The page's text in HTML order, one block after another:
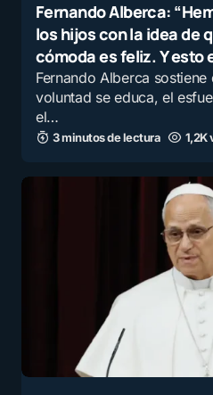
Fernando Alberca:
los hijos con la idea de
cómoda es feliz. Y esto
Fernando Alberca
voluntad se educa, el
el…
3 minutos de lectura 1,2K